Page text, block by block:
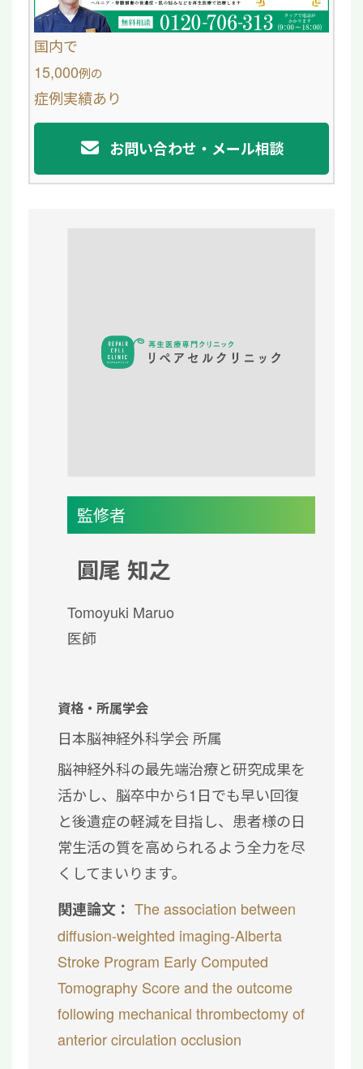
b
o
国内で
15,000例の
症例実績あり
お問い合わせ・メール相談
監修者
圓尾 知之
Tomoyuki Maruo
医師
資格・所属学会
日本脳神経外科学会 所属
脳神経外科の最先端治療と研究成果を
活かし、脳卒中から1日でも早い回復
と後遺症の軽減を目指し、患者様の日
常生活の質を高められるよう全力を尽
くしてまいります。
関連論文： The association between
diffusion-weighted imaging-Alberta
Stroke Program Early Computed
Tomography Score and the outcome
following mechanical thrombectomy of
anterior circulation occlusion